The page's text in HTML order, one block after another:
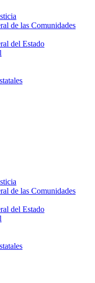
de las Comunidades
del Estado
de las Comunidades
del Estado